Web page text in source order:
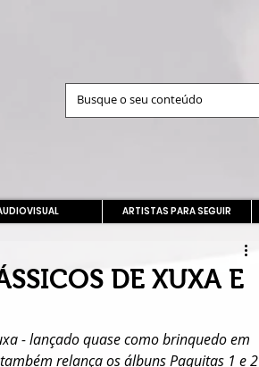
ARTISTAS PARA SEGUIR
DE XUXA E
- lançado quase como brinquedo em
relança os álbuns Paquitas 1 e 2